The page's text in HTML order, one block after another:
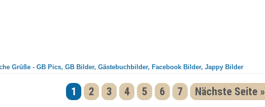
Grüße - GB Pics, GB Bilder, Gästebuchbilder, Facebook Bilder, Jappy Bilder
1 2 3 4 5 6 7 Nächste Seite »